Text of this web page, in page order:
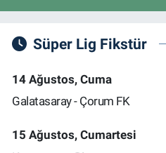
Süper Lig Fikstür
14 Ağustos, Cuma
Galatasaray - Çorum FK
15 Ağustos, Cumartesi